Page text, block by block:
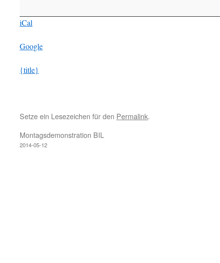
iCal
Google
{title}
Setze ein Lesezeichen für den Permalink.
Montagsdemonstration BIL
2014-05-12